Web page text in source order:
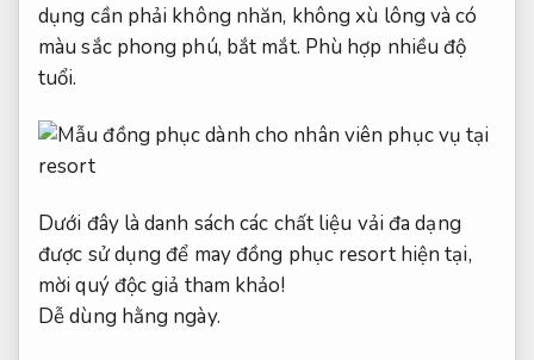
dụng cần phải không nhăn, không xù lông và có
màu sắc phong phú, bắt mắt. Phù hợp nhiều độ
tuổi.
Dưới đây là danh sách các chất liệu vải đa dạng
được sử dụng để may đồng phục resort hiện tại,
mời quý độc giả tham khảo!
Dễ dùng hằng ngày.